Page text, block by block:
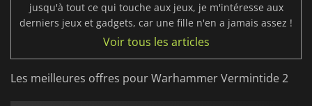
jusqu'à tout ce qui touche aux jeux, je m'intéresse aux
derniers jeux et gadgets, car une fille n'en a jamais assez !
Voir tous les articles
Les meilleures offres pour Warhammer Vermintide 2